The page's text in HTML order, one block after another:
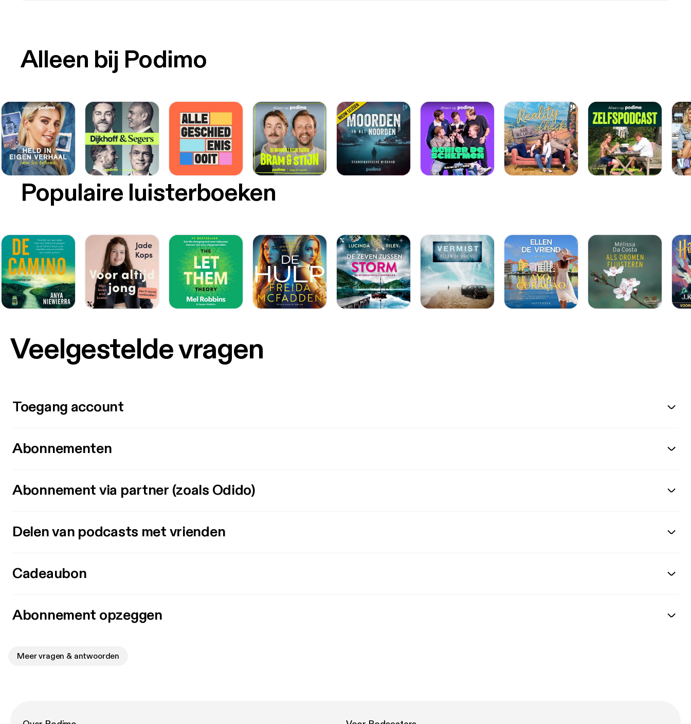
Alleen bij Podimo
Populaire luisterboeken
Veelgestelde vragen
Toegang account
Abonnementen
Abonnement via partner (zoals Odido)
Delen van podcasts met vrienden
Cadeaubon
Abonnement opzeggen
Meer vragen & antwoorden